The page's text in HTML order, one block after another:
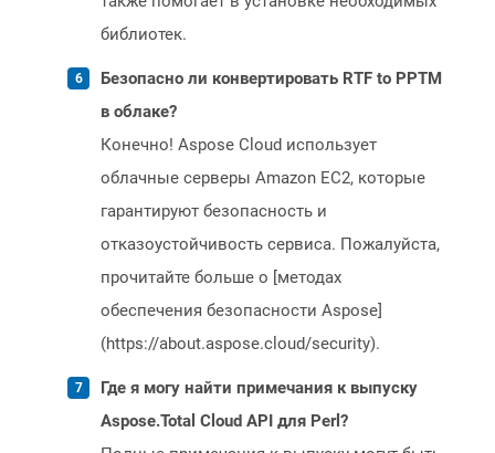
библиотек.
Безопасно ли конвертировать RTF to PPTM
в облаке?
Конечно! Aspose Cloud использует
облачные серверы Amazon EC2, которые
гарантируют безопасность и
отказоустойчивость сервиса. Пожалуйста,
прочитайте больше о [методах
обеспечения безопасности Aspose]
(https://about.aspose.cloud/security).
Где я могу найти примечания к выпуску
Aspose.Total Cloud API для Perl?